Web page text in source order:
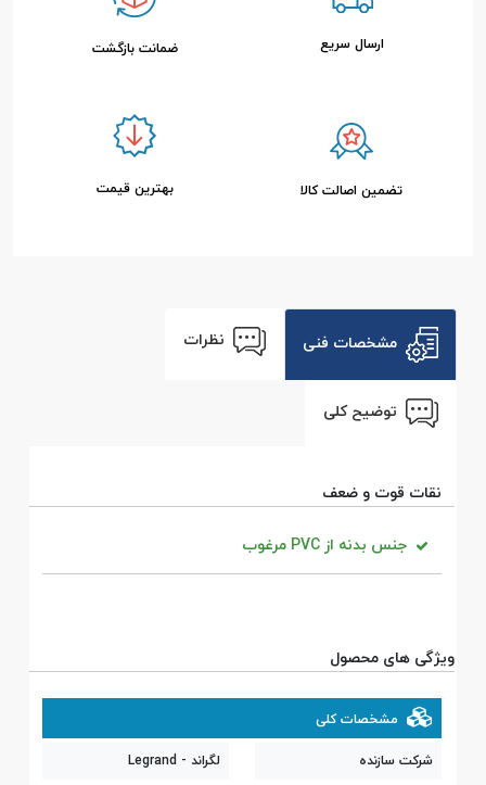
ارسال سریع ضمانت بازگشت
تضمین اصالت کالا بهترین قیمت
مشخصات فنی نظرات
توضیح کلی
نقات قوت و ضعف
جنس بدنه از PVC مرغوب
ویژگی های محصول
مشخصات کلی
شرکت سازنده
لگراند - Legrand